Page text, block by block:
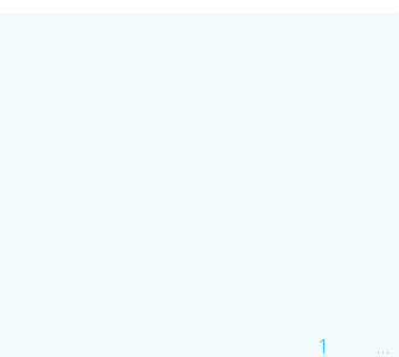
Seite
1 …